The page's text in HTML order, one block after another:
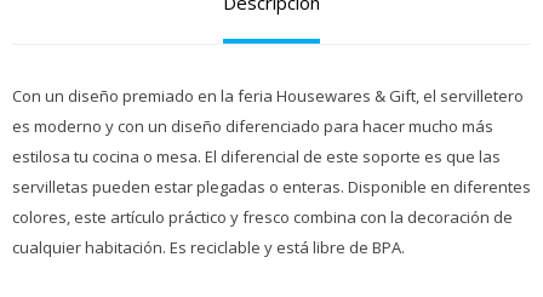
Con un diseño premiado en la feria Housewares & Gift, el servilletero
es moderno y con un diseño diferenciado para hacer mucho más
estilosa tu cocina o mesa. El diferencial de este soporte es que las
servilletas pueden estar plegadas o enteras. Disponible en diferentes
colores, este artículo práctico y fresco combina con la decoración de
cualquier habitación. Es reciclable y está libre de BPA.